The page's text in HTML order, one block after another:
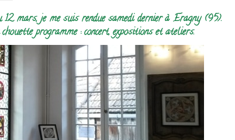
mars, je me suis rendue samedi dernier à Eragny (95).
programme : concert, expositions et ateliers.